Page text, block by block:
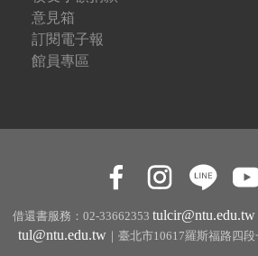
意見箱
訂閱電子報
館員專區
借還書服務：02-33662353 tulcir@ntu.edu.tw
tul@ntu.edu.tw｜臺北市10617羅斯福路四